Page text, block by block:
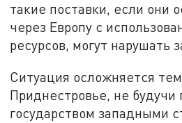
такие поставки, если они
через Европу с
ресурсов, могут нарушать
Ситуация осложняется
Приднестровье, не
государством западными